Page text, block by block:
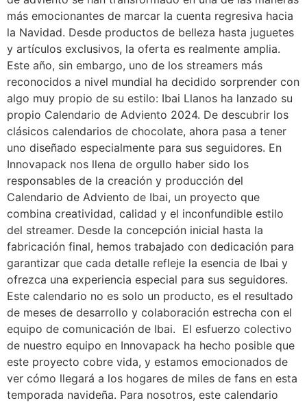
más emocionantes de marcar la cuenta regresiva hacia
la Navidad. Desde productos de belleza hasta juguetes
y artículos exclusivos, la oferta es realmente amplia.
Este año, sin embargo, uno de los streamers más
reconocidos a nivel mundial ha decidido sorprender con
algo muy propio de su estilo: Ibai Llanos ha lanzado su
propio Calendario de Adviento 2024. De descubrir los
clásicos calendarios de chocolate, ahora pasa a tener
uno diseñado especialmente para sus seguidores. En
Innovapack nos llena de orgullo haber sido los
responsables de la creación y producción del
Calendario de Adviento de Ibai, un proyecto que
combina creatividad, calidad y el inconfundible estilo
del streamer. Desde la concepción inicial hasta la
fabricación final, hemos trabajado con dedicación para
garantizar que cada detalle refleje la esencia de Ibai y
ofrezca una experiencia especial para sus seguidores.
Este calendario no es solo un producto, es el resultado
de meses de desarrollo y colaboración estrecha con el
equipo de comunicación de Ibai. El esfuerzo colectivo
de nuestro equipo en Innovapack ha hecho posible que
este proyecto cobre vida, y estamos emocionados de
ver cómo llegará a los hogares de miles de fans en esta
temporada navideña. Para nosotros, este calendario